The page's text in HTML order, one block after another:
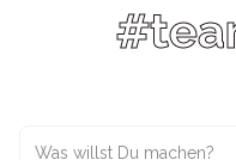
Was willst Du machen?